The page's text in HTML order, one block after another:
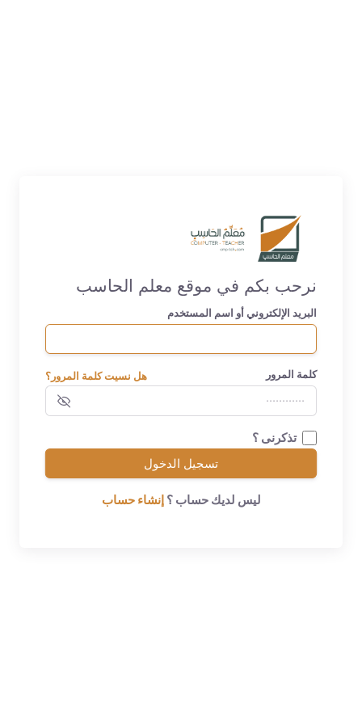
نرحب بكم في موقع معلم الحاسب
البريد الإلكتروني أو اسم المستخدم
كلمة المرور هل نسيت كلمة المرور؟
تذكرنى ؟
تسجيل الدخول
ليس لديك حساب ؟ إنشاء حساب